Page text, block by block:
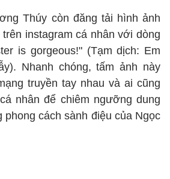
Thúy còn đăng tải hình ảnh
instagram cá nhân với dòng
is gorgeous!" (Tạm dịch: Em
Nhanh chóng, tấm ảnh này
truyền tay nhau và ai cũng
nhân để chiêm ngưỡng dung
phong cách sành điệu của Ngọc